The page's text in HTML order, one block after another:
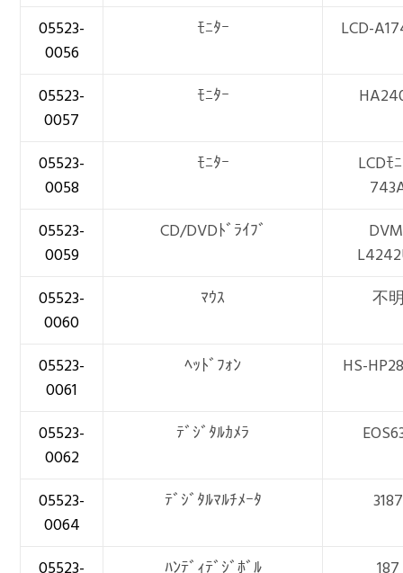
05523-
0056
ﾓﾆﾀｰ LCD-
05523-
0057
ﾓﾆﾀｰ
05523-
0058
ﾓﾆﾀｰ
LCDﾓ
05523-
0059
CD/DVDﾄﾞﾗｲﾌﾞ
05523-
0060
ﾏｳｽ 不
05523-
0061
ﾍｯﾄﾞﾌｫﾝ HS-
05523-
0062
ﾃﾞｼﾞﾀﾙｶﾒﾗ
05523-
0064
ﾃﾞｼﾞﾀﾙﾏﾙﾁﾒｰﾀ 3187